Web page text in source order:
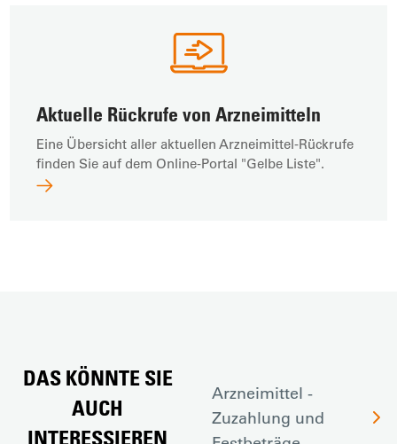
Aktuelle Rückrufe von Arzneimitteln
Eine Übersicht aller aktuellen Arzneimittel-Rückrufe
finden Sie auf dem Online-Portal "Gelbe Liste".
DAS KÖNNTE SIE
AUCH
INTERESSIEREN
Arzneimittel -
Zuzahlung und